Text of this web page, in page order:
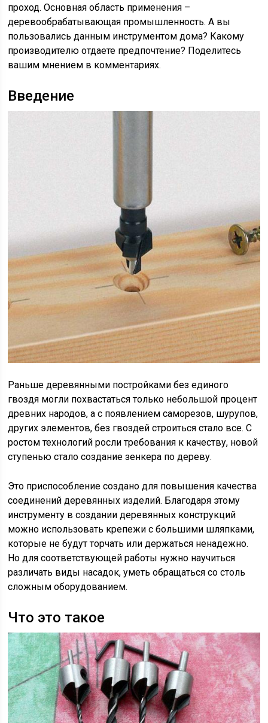
проход. Основная область применения –
деревообрабатывающая промышленность. А вы
пользовались данным инструментом дома? Какому
производителю отдаете предпочтение? Поделитесь
вашим мнением в комментариях.
Введение
Раньше деревянными постройками без единого
гвоздя могли похвастаться только небольшой процент
древних народов, а с появлением саморезов, шурупов,
других элементов, без гвоздей строиться стало все. С
ростом технологий росли требования к качеству, новой
ступенью стало создание зенкера по дереву.
Это приспособление создано для повышения качества
соединений деревянных изделий. Благодаря этому
инструменту в создании деревянных конструкций
можно использовать крепежи с большими шляпками,
которые не будут торчать или держаться ненадежно.
Но для соответствующей работы нужно научиться
различать виды насадок, уметь обращаться со столь
сложным оборудованием.
Что это такое